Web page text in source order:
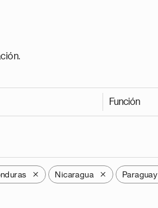
Función
X Nicaragua X Paraguay